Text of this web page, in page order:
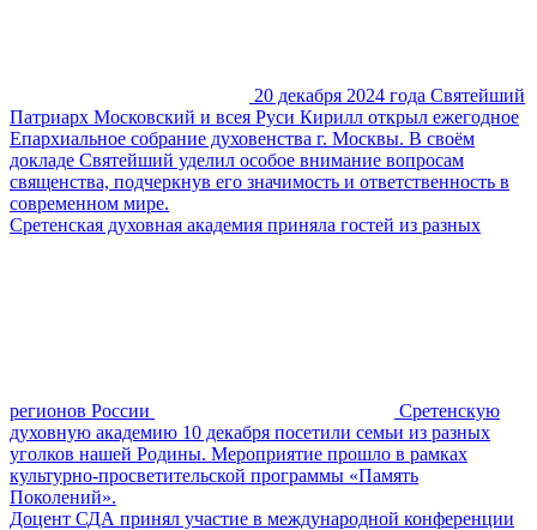
20 декабря 2024 года Святейший
Патриарх Московский и всея Руси Кирилл открыл ежегодное
Епархиальное собрание духовенства г. Москвы. В своём
докладе Святейший уделил особое внимание вопросам
священства, подчеркнув его значимость и ответственность в
современном мире.
Сретенская духовная академия приняла гостей из разных
регионов России
Сретенскую
духовную академию 10 декабря посетили семьи из разных
уголков нашей Родины. Мероприятие прошло в рамках
культурно-просветительской программы «Память
Поколений».
Доцент СДА принял участие в международной конференции